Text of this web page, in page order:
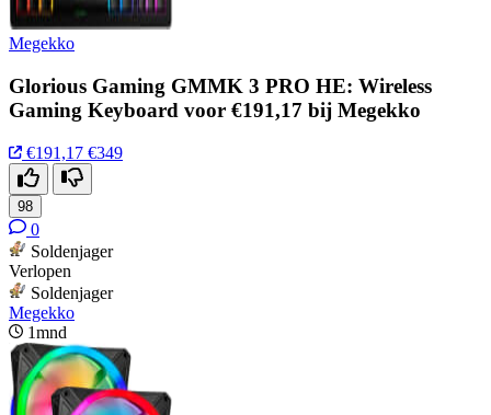
Megekko
Glorious Gaming GMMK 3 PRO HE: Wireless
Gaming Keyboard voor €191,17 bij Megekko
€191,17 €349
98
0
Soldenjager
Verlopen
Soldenjager
Megekko
1mnd